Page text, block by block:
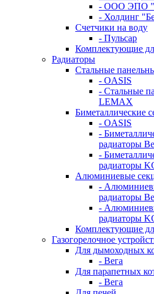
- ООО ЭПО
- Холдинг
Счетчики на воду
- Пульсар
Комплектующие
Радиаторы
Стальные
- OASIS
- Стальные
LEMAX
Биметаллические
- OASIS
-
радиаторы
-
радиаторы
Алюминиевые
-
радиаторы
-
радиаторы
Комплектующие
Газогорелочное
Для дымоходных
- Вега
Для парапетных
- Вега